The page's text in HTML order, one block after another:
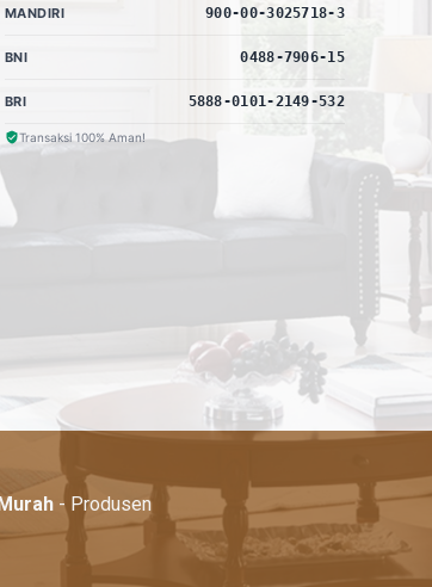
MANDIRI 900-00-3025718-3
BNI 0488-7906-15
BRI 5888-0101-2149-532
Transaksi 100% Aman!
- Produsen